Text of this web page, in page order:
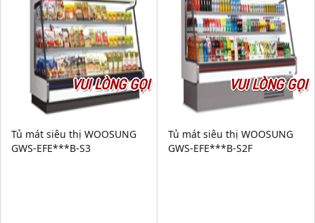
VUI LÒNG GỌI
Tủ mát siêu thị WOOSUNG
GWS-EFE***B-S3
VUI LÒNG GỌI
Tủ mát siêu thị WOOSUNG
GWS-EFE***B-S2F